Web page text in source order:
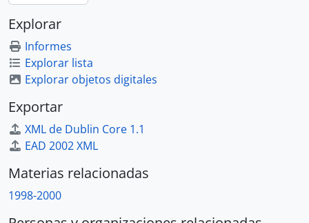
Explorar
Informes
Explorar lista
Explorar objetos digitales
Exportar
XML de Dublin Core 1.1
EAD 2002 XML
Materias relacionadas
1998-2000